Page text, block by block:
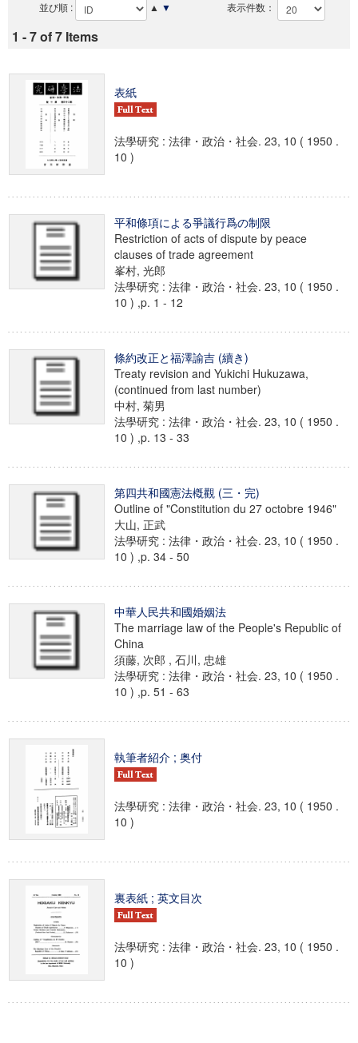
並び順 : ▲ ▼ 表示件数：
1 - 7 of 7 Items
表紙
法學研究 : 法律・政治・社会. 23, 10 ( 1950 .
10 )
平和條項による爭議行爲の制限
Restriction of acts of dispute by peace
clauses of trade agreement
峯村, 光郎
法學研究 : 法律・政治・社会. 23, 10 ( 1950 .
10 ) ,p. 1 - 12
條約改正と福澤諭吉 (續き)
Treaty revision and Yukichi Hukuzawa,
(continued from last number)
中村, 菊男
法學研究 : 法律・政治・社会. 23, 10 ( 1950 .
10 ) ,p. 13 - 33
第四共和國憲法槪觀 (三・完)
Outline of "Constitution du 27 octobre 1946"
大山, 正武
法學研究 : 法律・政治・社会. 23, 10 ( 1950 .
10 ) ,p. 34 - 50
中華人民共和國婚姻法
The marriage law of the People's Republic of
China
須藤, 次郎 , 石川, 忠雄
法學研究 : 法律・政治・社会. 23, 10 ( 1950 .
10 ) ,p. 51 - 63
執筆者紹介 ; 奥付
法學研究 : 法律・政治・社会. 23, 10 ( 1950 .
10 )
裏表紙 ; 英文目次
法學研究 : 法律・政治・社会. 23, 10 ( 1950 .
10 )